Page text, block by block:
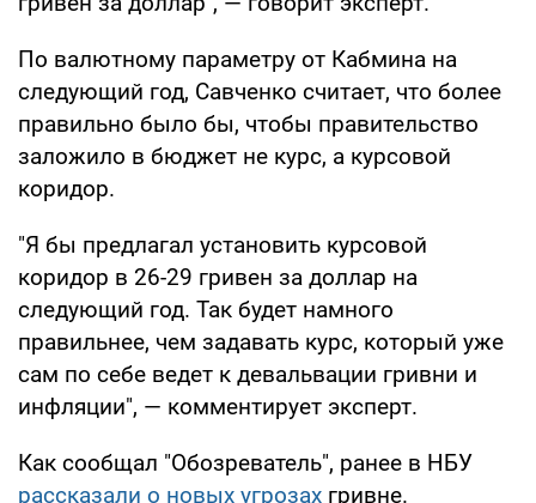
По валютному параметру от Кабмина на
следующий год, Савченко считает, что более
правильно было бы, чтобы правительство
заложило в бюджет не курс, а курсовой
коридор.
"Я бы предлагал установить курсовой
коридор в 26-29 гривен за доллар на
следующий год. Так будет намного
правильнее, чем задавать курс, который уже
сам по себе ведет к девальвации гривни и
инфляции", — комментирует эксперт.
Как сообщал "Обозреватель", ранее в НБУ
рассказали о новых угрозах гривне.